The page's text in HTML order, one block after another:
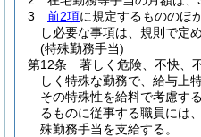
3
前2項に規定するもののほ
し必要な事項は、規則で定め
(特殊勤務手当)
第12条
著しく危険、不快、
しく特殊な勤務で、給与上
その特殊性を給料で考慮す
るものに従事する職員には
殊勤務手当を支給する。